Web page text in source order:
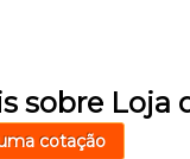
sobre Loja
cotação